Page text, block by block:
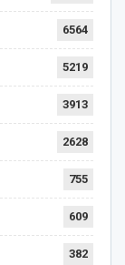
6564
5219
3913
2628
755
609
382